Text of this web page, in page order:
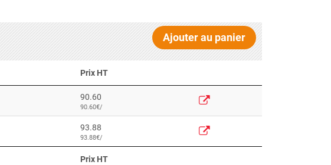
Ajouter au panier
Prix HT
Prix HT
90.60
90.60€/
93.88
93.88€/